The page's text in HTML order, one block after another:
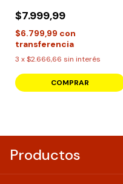
$7.999,99
$6.799,99 con
transferencia
3 x$2.666,66 sin interés
COMPRAR
Productos